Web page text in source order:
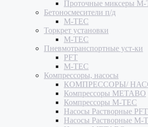
Проточные миксеры M-
Бетоносмесители п/д
M-TEC
Торкрет установки
M-TEC
Пневмотранспортные уст-ки
PFT
M-TEC
Компрессоры, насосы
КОМПРЕССОРЫ/
Компрессоры METABO
Компрессоры M-TEC
Насосы Растворные PFT
Насосы Растворные M-